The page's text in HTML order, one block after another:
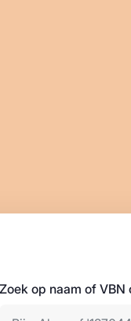
Zoek op naam of VBN